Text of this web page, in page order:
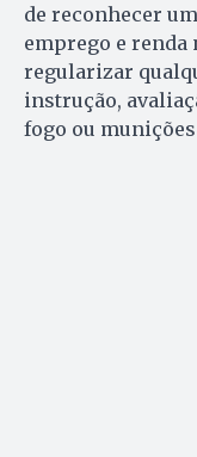
de reconhecer
emprego e renda
regularizar
instrução,
fogo ou